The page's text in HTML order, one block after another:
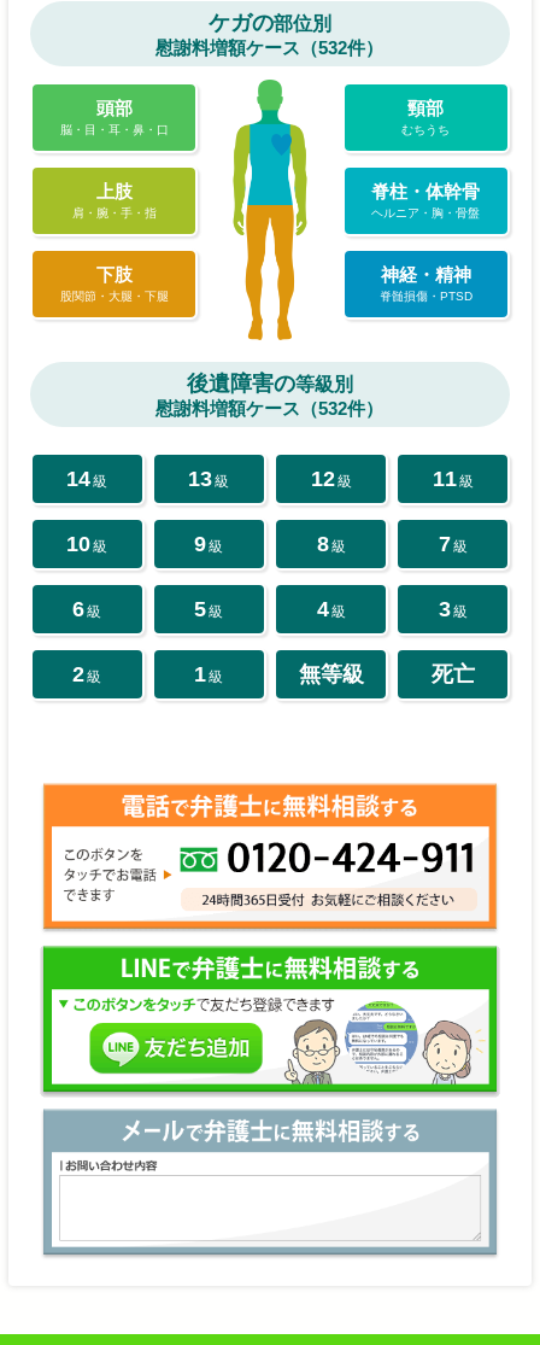
ケガの部位別
慰謝料増額ケース（532件）
頭部
脳・目・耳・鼻・口
頸部
むちうち
上肢
肩・腕・手・指
脊柱・体幹骨
ヘルニア・胸・骨盤
下肢
股関節・大腿・下腿
神経・精神
脊髄損傷・PTSD
後遺障害の等級別
慰謝料増額ケース（532件）
14級 13級 12級 11級
10級 9級 8級 7級
6級 5級 4級 3級
2級 1級 無等級 死亡